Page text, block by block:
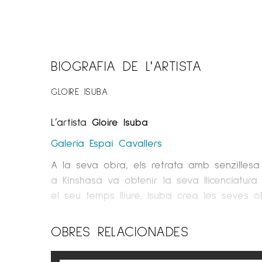
BIOGRAFIA DE L'ARTISTA
GLOIRE ISUBA
L’artista Gloire Isuba
Galeria Espai Cavallers
A la seva obra, els retrata amb
a Kinshasa va obtenir la seva
el seu temps lliure, Isuba crea les seves
la vida quotidiana congolesa, em
La sèrie «Kolwezi» és la meva reflexió
OBRES RELACIONADES